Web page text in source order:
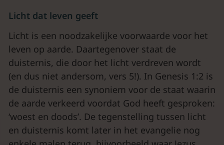
Licht dat leven geeft
Licht is een noodzakelijke voorwaarde voor het
leven op aarde. Daartegenover staat de
duisternis, die door het licht verdreven wordt
(en dus niet andersom, vers 5!). In Genesis 1:2 is
de duisternis een synoniem voor de staat waarin
de aarde verkeerd voordat God heeft gesproken:
‘woest en doods’. De tegenstelling tussen licht
en duisternis komt later in het evangelie nog